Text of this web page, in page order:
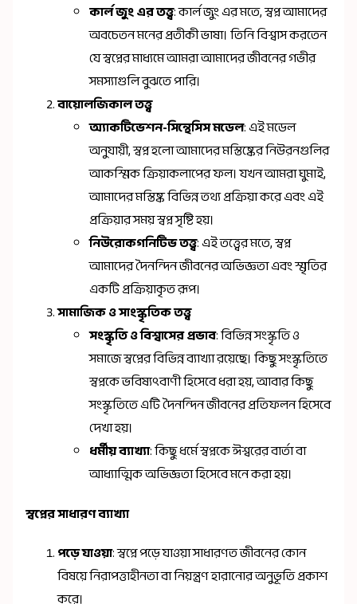
কার্ল জুং এর তত্ত্ব: কার্ল জুং এর মতে, স্বপ্ন আমাদের
অবচেতন মনের প্রতীকী ভাষা। তিনি বিশ্বাস করতেন
যে স্বপ্নের মাধ্যমে আমরা আমাদের জীবনের গভীর
সমস্যাগুলি বুঝতে পারি।
বায়োলজিকাল তত্ত্ব
অ্যাকটিভেশন-সিন্থেসিস মডেল: এই মডেল
অনুযায়ী, স্বপ্ন হলো আমাদের মস্তিষ্কের নিউরনগুলির
আকস্মিক ক্রিয়াকলাপের ফল। যখন আমরা ঘুমাই,
আমাদের মস্তিষ্ক বিভিন্ন তথ্য প্রক্রিয়া করে এবং এই
প্রক্রিয়ার সময় স্বপ্ন সৃষ্টি হয়।
নিউরোকগনিটিভ তত্ত্ব: এই তত্ত্বের মতে, স্বপ্ন
আমাদের দৈনন্দিন জীবনের অভিজ্ঞতা এবং স্মৃতির
একটি প্রক্রিয়াকৃত রূপ।
সামাজিক ও সাংস্কৃতিক তত্ত্ব
সংস্কৃতি ও বিশ্বাসের প্রভাব: বিভিন্ন সংস্কৃতি ও
সমাজে স্বপ্নের বিভিন্ন ব্যাখ্যা রয়েছে। কিছু সংস্কৃতিতে
স্বপ্নকে ভবিষ্যৎবাণী হিসেবে ধরা হয়, আবার কিছু
সংস্কৃতিতে এটি দৈনন্দিন জীবনের প্রতিফলন হিসেবে
দেখা হয়।
ধর্মীয় ব্যাখ্যা: কিছু ধর্মে স্বপ্নকে ঈশ্বরের বার্তা বা
আধ্যাত্মিক অভিজ্ঞতা হিসেবে মনে করা হয়।
স্বপ্নের সাধারণ ব্যাখ্যা
পড়ে যাওয়া: স্বপ্নে পড়ে যাওয়া সাধারণত জীবনের কোন
বিষয়ে নিরাপত্তাহীনতা বা নিয়ন্ত্রণ হারানোর অনুভূতি প্রকাশ